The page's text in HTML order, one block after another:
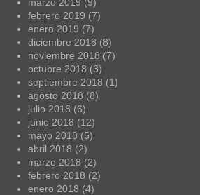
febrero 2019 (7)
enero 2019 (7)
diciembre 2018 (8)
noviembre 2018 (7)
octubre 2018 (3)
septiembre 2018 (1)
agosto 2018 (8)
julio 2018 (6)
junio 2018 (12)
mayo 2018 (5)
abril 2018 (2)
marzo 2018 (2)
febrero 2018 (2)
enero 2018 (4)